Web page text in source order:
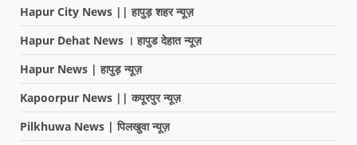
Hapur City News || हापुड़ शहर न्यूज़
Hapur Dehat News । हापुड देहात न्यूज़
Hapur News | हापुड़ न्यूज़
Kapoorpur News || कपूरपुर न्यूज़
Pilkhuwa News | पिलखुवा न्यूज़